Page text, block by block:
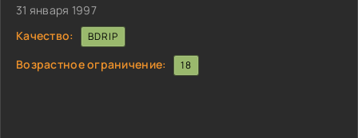
31 января 1997
Качество:
BDRIP
Возрастное ограничение: 18